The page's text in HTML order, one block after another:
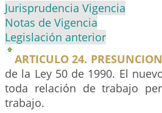
Jurisprudencia Vigencia
Notas de Vigencia
Legislación anterior
ARTICULO 24.
de la Ley 50 de 1990. El
toda relación de trabajo
trabajo.